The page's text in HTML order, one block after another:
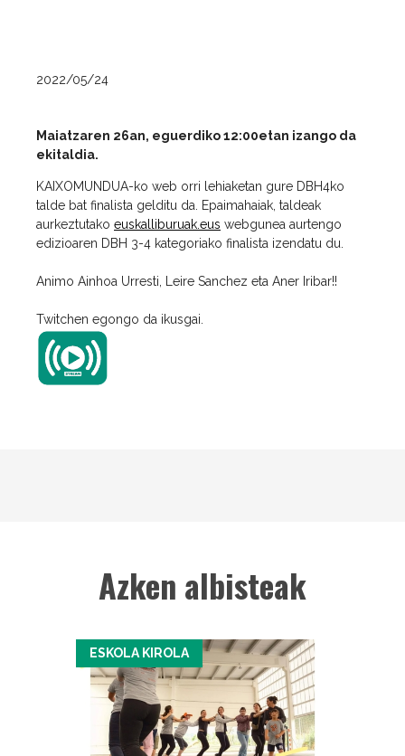
2022/05/24
Maiatzaren 26an, eguerdiko 12:00etan izango da
ekitaldia.
KAIXOMUNDUA-ko web orri lehiaketan gure DBH4ko
talde bat finalista gelditu da. Epaimahaiak, taldeak
aurkeztutako euskalliburuak.eus webgunea aurtengo
edizioaren DBH 3-4 kategoriako finalista izendatu du.
Animo Ainhoa Urresti, Leire Sanchez eta Aner Iribar!!
Twitchen egongo da ikusgai.
Azken albisteak
ESKOLA KIROLA